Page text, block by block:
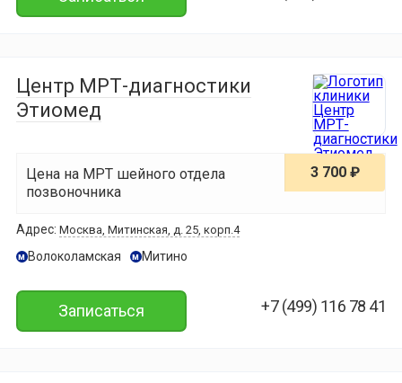
Центр МРТ-диагностики
Этиомед
Цена на МРТ шейного отдела
позвоночника
3 700 ₽
Адрес: Москва, Митинcкая, д. 25, корп.4
м Волоколамская м Митино
Записаться +7 (499) 116 78 41